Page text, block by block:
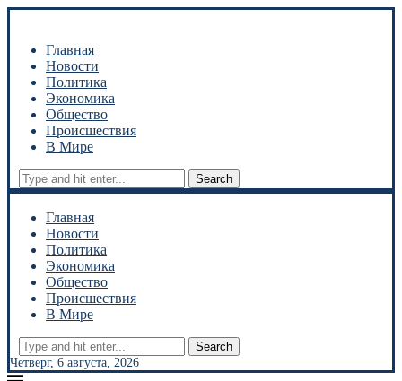
Главная
Новости
Политика
Экономика
Общество
Происшествия
В Мире
Search
Главная
Новости
Политика
Экономика
Общество
Происшествия
В Мире
Search
Четверг, 6 августа, 2026